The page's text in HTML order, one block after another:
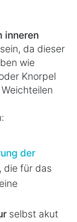
inneren
da dieser
wie
Knorpel
der
, die für das
selbst akut